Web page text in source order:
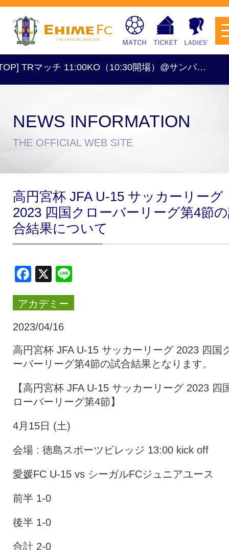
試合日程・結果 アクセス
クラブ・会社情報 レディース
ファンクラブ
チケットを購入
トップチーム アカデミー
スポンサー
TRマッチ 11:00KO（10:30開場）@サンパ…
NEWS INFORMATION
THE OFFICIAL WEB SITE
高円宮杯 JFA U-15 サッカーリーグ
2023 四国クローバーリーグ第4節
合結果について
Facebook
X
アカデミー
2023/04/16
高円宮杯 JFA U-15 サッカーリーグ 2023 四国
ーバーリーグ第4節の試合結果となります。
【高円宮杯 JFA U-15 サッカーリーグ 2023 四
ローバーリーグ第4節】
4月15日 (土)
会場 : 徳島スポーツビレッジ 13:00 kick off
愛媛FC U-15 vs シーガルFCジュニアユース
前半 1-0
後半 1-0
合計 2-0